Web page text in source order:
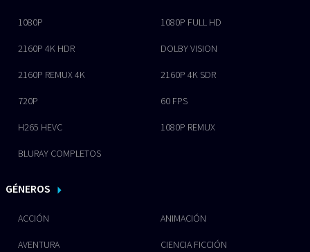
1080P 1080P FULL HD
2160P 4K HDR DOLBY VISION
2160P REMUX 4K 2160P 4K SDR
720P 60 FPS
H265 HEVC 1080P REMUX
BLURAY COMPLETOS
GÉNEROS
ACCIÓN ANIMACIÓN
AVENTURA CIENCIA FICCIÓN